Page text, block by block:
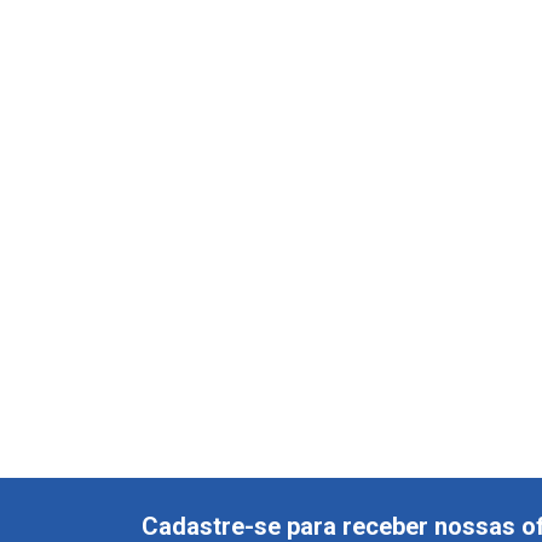
Cadastre-se para receber nossas